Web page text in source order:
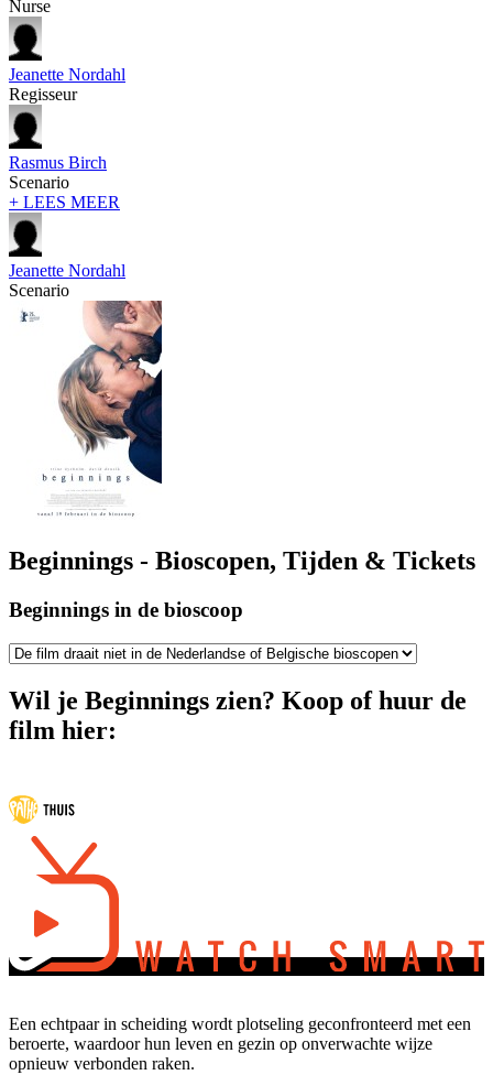
Nurse
Jeanette Nordahl
Regisseur
Rasmus Birch
Scenario
+ LEES MEER
Jeanette Nordahl
Scenario
Beginnings - Bioscopen, Tijden & Tickets
Beginnings in de bioscoop
Wil je Beginnings zien? Koop of huur de
film hier:
Een echtpaar in scheiding wordt plotseling geconfronteerd met een
beroerte, waardoor hun leven en gezin op onverwachte wijze
opnieuw verbonden raken.